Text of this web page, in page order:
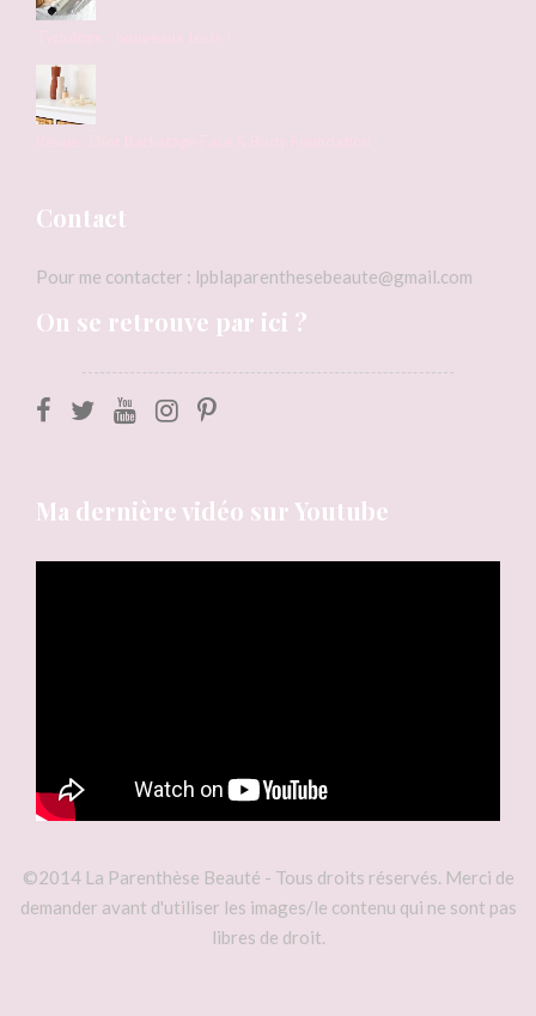
Contact
Pour me contacter : lpblaparenthesebeaute@gmail.com
On se retrouve par ici ?
Ma dernière vidéo sur Youtube
©2014 La Parenthèse Beauté - Tous droits réservés. Merci de
demander avant d'utiliser les images/le contenu qui ne sont pas
libres de droit.